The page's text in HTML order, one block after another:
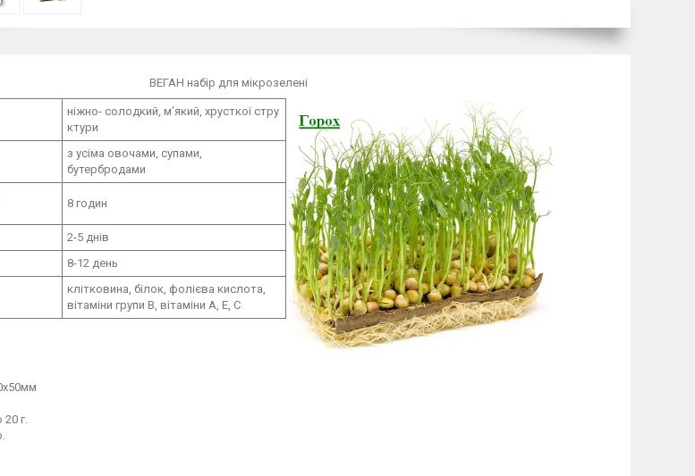
ВЕГАН набір для мікрозелені
ніжно- солодкий, м’який, хрусткої стру
ктури
з усіма овочами, супами,
бутербродами
8 годин
2-5 днів
8-12 день
клітковина, білок, фолієва кислота,
вітаміни групи В, вітаміни А, Е, С
г.